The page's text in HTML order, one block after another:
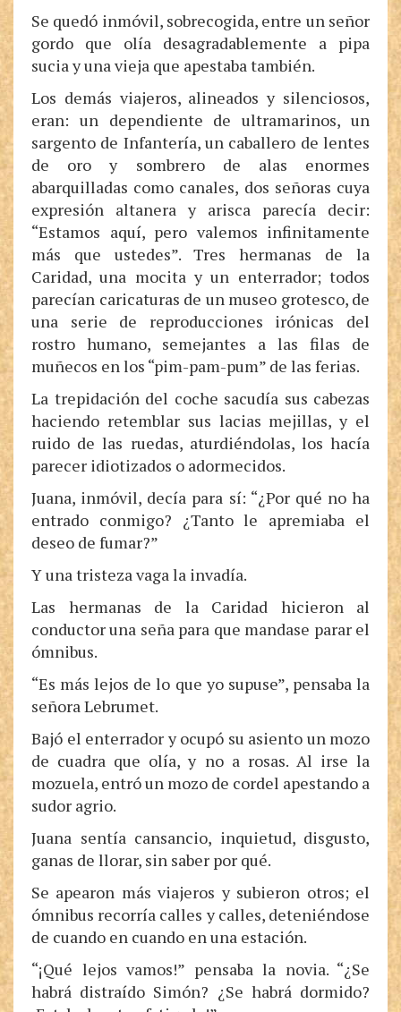
Se quedó inmóvil, sobrecogida, entre un señor
gordo que olía desagradablemente a pipa
sucia y una vieja que apestaba también.
Los demás viajeros, alineados y silenciosos,
eran: un dependiente de ultramarinos, un
sargento de Infantería, un caballero de lentes
de oro y sombrero de alas enormes
abarquilladas como canales, dos señoras cuya
expresión altanera y arisca parecía decir:
“Estamos aquí, pero valemos infinitamente
más que ustedes”. Tres hermanas de la
Caridad, una mocita y un enterrador; todos
parecían caricaturas de un museo grotesco, de
una serie de reproducciones irónicas del
rostro humano, semejantes a las filas de
muñecos en los “pim-pam-pum” de las ferias.
La trepidación del coche sacudía sus cabezas
haciendo retemblar sus lacias mejillas, y el
ruido de las ruedas, aturdiéndolas, los hacía
parecer idiotizados o adormecidos.
Juana, inmóvil, decía para sí: “¿Por qué no ha
entrado conmigo? ¿Tanto le apremiaba el
deseo de fumar?”
Y una tristeza vaga la invadía.
Las hermanas de la Caridad hicieron al
conductor una seña para que mandase parar el
ómnibus.
“Es más lejos de lo que yo supuse”, pensaba la
señora Lebrumet.
Bajó el enterrador y ocupó su asiento un mozo
de cuadra que olía, y no a rosas. Al irse la
mozuela, entró un mozo de cordel apestando a
sudor agrio.
Juana sentía cansancio, inquietud, disgusto,
ganas de llorar, sin saber por qué.
Se apearon más viajeros y subieron otros; el
ómnibus recorría calles y calles, deteniéndose
de cuando en cuando en una estación.
“¡Qué lejos vamos!” pensaba la novia. “¿Se
habrá distraído Simón? ¿Se habrá dormido?